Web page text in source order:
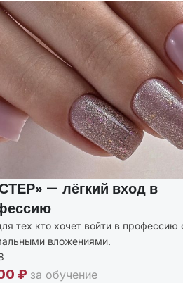
— лёгкий вход в
тех кто хочет войти в профессию с
вложениями.
₽за обучение